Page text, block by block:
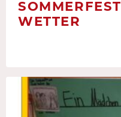
WETTER